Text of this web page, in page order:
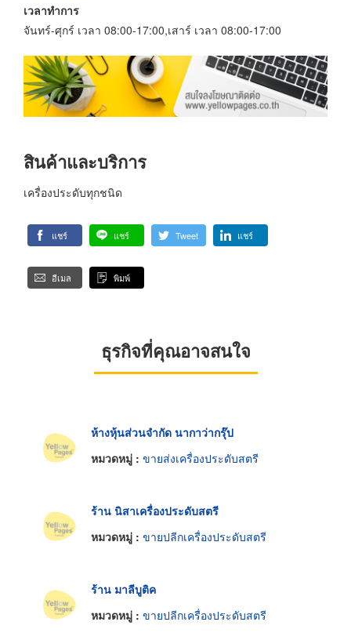
เวลาทำการ
จันทร์-ศุกร์ เวลา 08:00-17:00,เสาร์ เวลา 08:00-17:00
สินค้าและบริการ
เครื่องประดับทุกชนิด
แชร์ แชร์ Tweet แชร์
อีเมล พิมพ์
ธุรกิจที่คุณอาจสนใจ
ห้างหุ้นส่วนจำกัด นากาว่ากรุ๊ป
หมวดหมู่ : ขายส่งเครื่องประดับสตรี
ร้าน นิสาเครื่องประดับสตรี
หมวดหมู่ : ขายปลีกเครื่องประดับสตรี
ร้าน มาลีบูติค
หมวดหมู่ : ขายปลีกเครื่องประดับสตรี